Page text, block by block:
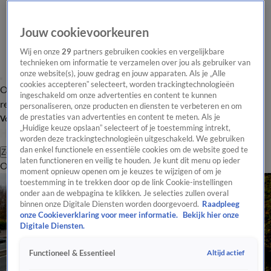
Overzicht Laatste nieuws Regionieuws Het beste van Hart
Tip de
redactie
Volg Hart van Nederland
Zoeken
OverzichtRegioUitzendingenWeerTip de redactiePanelVideo's
Jouw cookievoorkeuren
Wij en onze29 partners gebruiken cookies en vergelijkbare
technieken om informatie te verzamelen over jou als gebruiker van
onze website(s), jouw gedrag en jouw apparaten. Als je „Alle
cookies accepteren” selecteert, worden trackingtechnologieën
ingeschakeld om onze advertenties en content te kunnen
personaliseren, onze producten en diensten te verbeteren en om
de prestaties van advertenties en content te meten. Als je
„Huidige keuze opslaan” selecteert of je toestemming intrekt,
worden deze trackingtechnologieën uitgeschakeld. We gebruiken
dan enkel functionele en essentiële cookies om de website goed te
laten functioneren en veilig te houden. Je kunt dit menu op ieder
moment opnieuw openen om je keuzes te wijzigen of om je
toestemming in te trekken door op de link Cookie-instellingen
onder aan de webpagina te klikken. Je selecties zullen overal
binnen onze Digitale Diensten worden doorgevoerd. Raadpleeg
onze Cookieverklaring voor meer informatie.
Bekijk hier onze
Digitale Diensten.
Functioneel & Essentieel Altijd actief